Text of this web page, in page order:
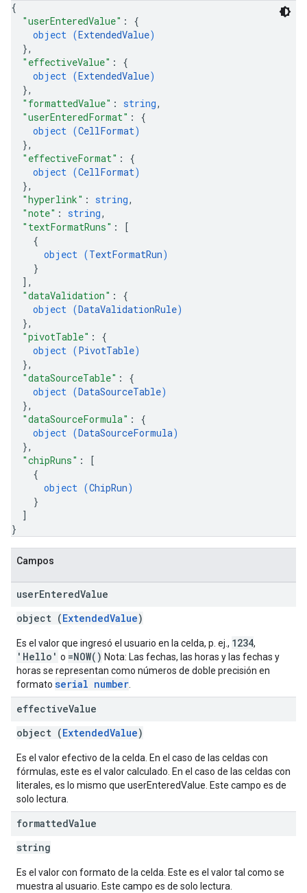
{
"userEnteredValue" : {
object (ExtendedValue)
},
"effectiveValue" : {
object (ExtendedValue)
},
"formattedValue" : string,
"userEnteredFormat" : {
object (CellFormat)
},
"effectiveFormat" : {
object (CellFormat)
},
"hyperlink" : string,
"note" : string,
"textFormatRuns" :
[
{
object (TextFormatRun)
}
] ,
"dataValidation" : {
object (DataValidationRule)
},
"pivotTable" : {
object (PivotTable)
},
"dataSourceTable" : {
object (DataSourceTable)
},
"dataSourceFormula" : {
object (DataSourceFormula)
},
"chipRuns" :
[
{
object (ChipRun)
}
]
}
Campos
userEnteredValue
object (ExtendedValue)
Es el valor que ingresó el usuario en la celda, p. ej., 1234,
'Hello' o =NOW() Nota: Las fechas, las horas y las fechas y
horas se representan como números de doble precisión en
formato serial number
effectiveValue
object (ExtendedValue)
Es el valor efectivo de la celda. En el caso de las celdas con
fórmulas, este es el valor calculado. En el caso de las celdas con
literales, es lo mismo que userEnteredValue. Este campo es de
solo lectura.
formattedValue
string
Es el valor con formato de la celda. Este es el valor tal como se
muestra al usuario. Este campo es de solo lectura.